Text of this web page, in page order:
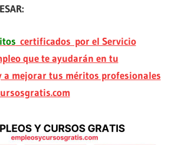
certificados por el Servicio
que te ayudarán en tu
a mejorar tus méritos profesionales